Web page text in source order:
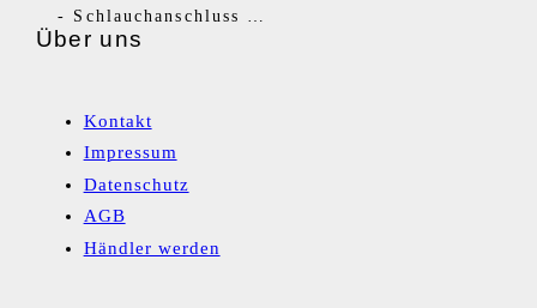
- Schlauchanschluss G1/4RH
Über uns
Kontakt
Impressum
Datenschutz
AGB
Händler werden